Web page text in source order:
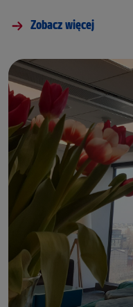
Zobacz więcej